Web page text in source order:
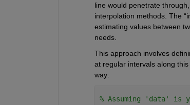
line would penetrate
interpolation methods. The
estimating values between
needs.
This approach involves
at regular intervals along
way:
% Assuming 'data' is